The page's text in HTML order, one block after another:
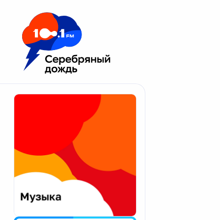
Москва 100.1 FM
Апатиты
Екатеринбург
Калининград
Калуга